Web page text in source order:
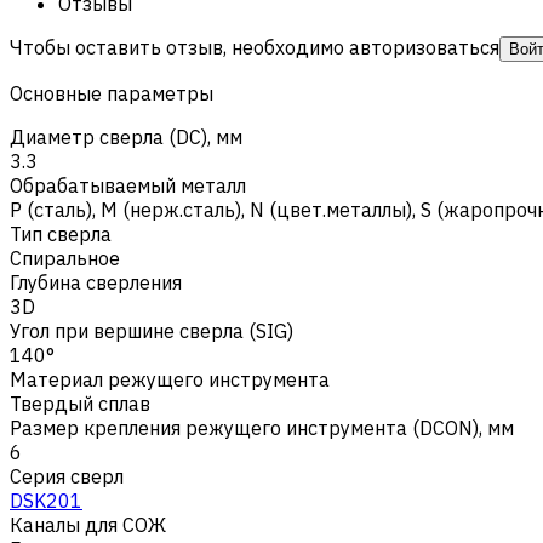
Чтобы оставить отзыв, необходимо авторизоваться
Основные параметры
Диаметр сверла (DC), мм
3.3
Обрабатываемый металл
Р (сталь), M (нерж.сталь), N (цвет.металлы), S
Тип сверла
Спиральное
Глубина сверления
3D
Угол при вершине сверла (SIG)
140°
Материал режущего инструмента
Твердый сплав
Размер крепления режущего инструмента (DCON), мм
6
Серия сверл
DSK201
Каналы для СОЖ